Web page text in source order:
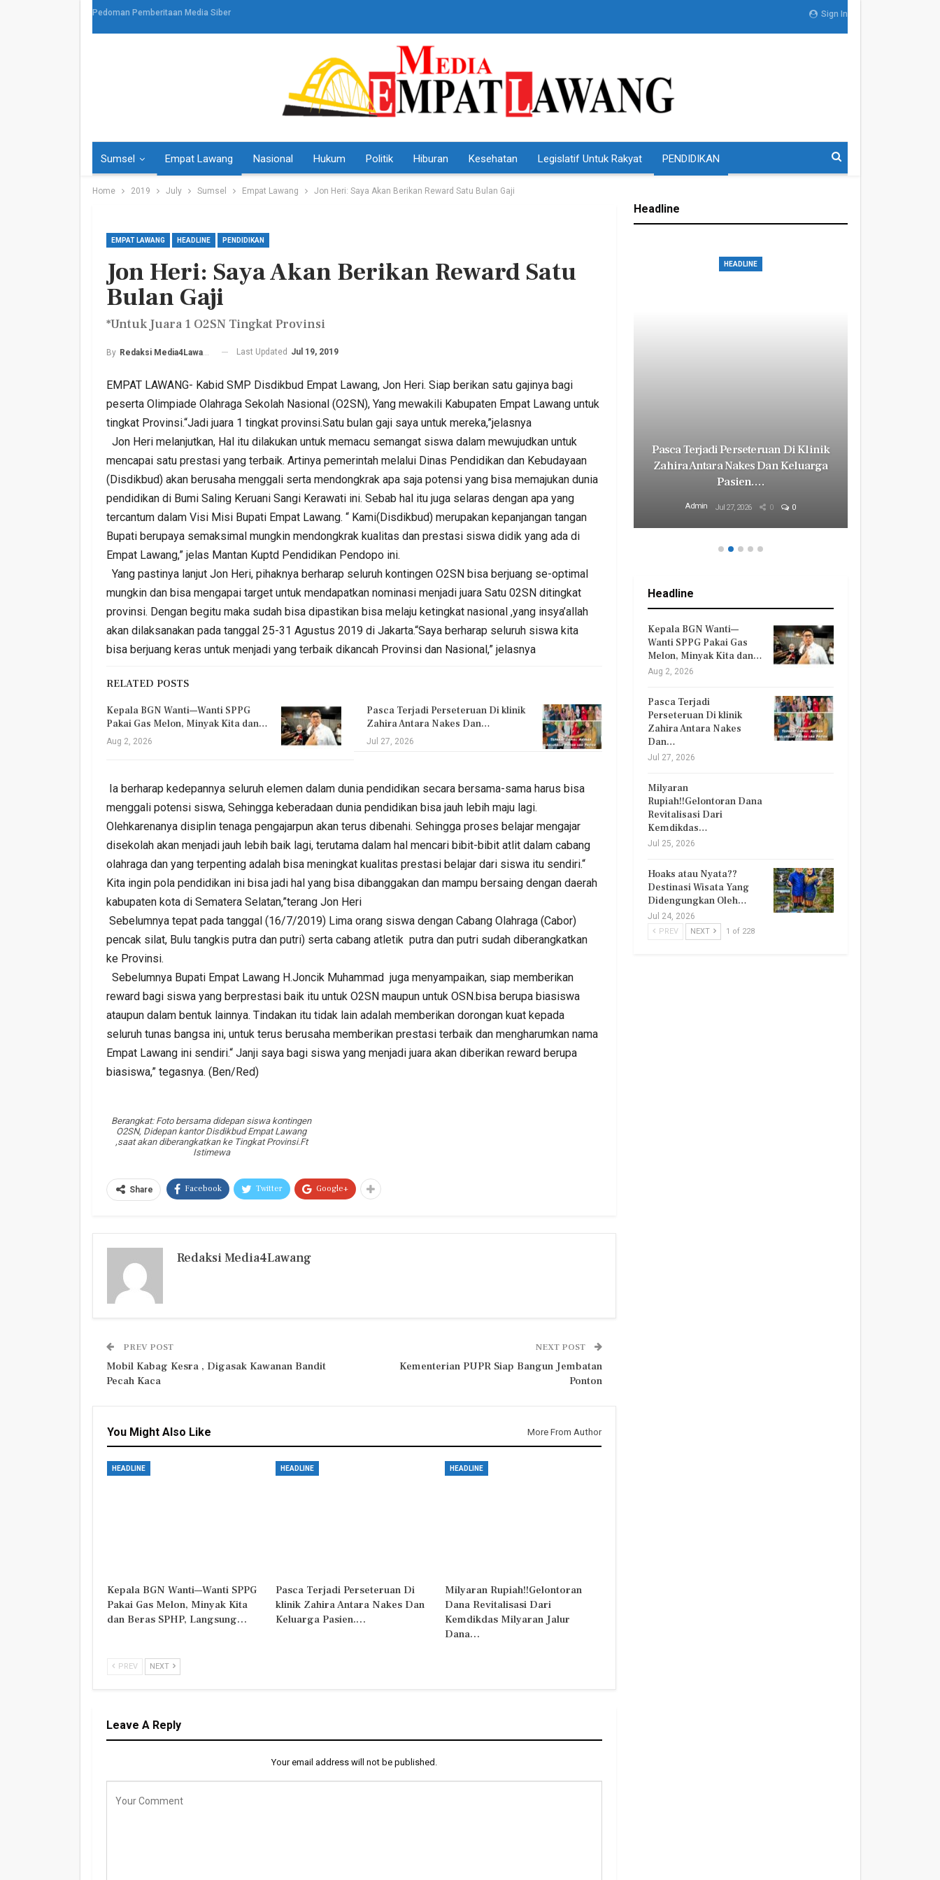
Sign In
Pedoman Pemberitaan Media Siber
Sumsel Empat Lawang Nasional Hukum Politik Hiburan Kesehatan Legislatif Untuk Rakyat PENDIDIKAN
Home 2019 July Sumsel Empat Lawang Jon Heri: Saya Akan Berikan Reward Satu Bulan Gaji
EMPAT LAWANG HEADLINE PENDIDIKAN
Jon Heri: Saya Akan Berikan Reward Satu
Bulan Gaji
*Untuk Juara 1 O2SN Tingkat Provinsi
By Redaksi Media4Lawang Last Updated Jul 19, 2019
EMPAT LAWANG- Kabid SMP Disdikbud Empat Lawang, Jon Heri. Siap berikan satu gajinya bagi
peserta Olimpiade Olahraga Sekolah Nasional (O2SN), Yang mewakili Kabupaten Empat Lawang untuk
tingkat Provinsi.“Jadi juara 1 tingkat provinsi.Satu bulan gaji saya untuk mereka,”jelasnya
Jon Heri melanjutkan, Hal itu dilakukan untuk memacu semangat siswa dalam mewujudkan untuk
mencapai satu prestasi yang terbaik. Artinya pemerintah melalui Dinas Pendidikan dan Kebudayaan
(Disdikbud) akan berusaha menggali serta mendongkrak apa saja potensi yang bisa memajukan dunia
pendidikan di Bumi Saling Keruani Sangi Kerawati ini. Sebab hal itu juga selaras dengan apa yang
tercantum dalam Visi Misi Bupati Empat Lawang. “ Kami(Disdikbud) merupakan kepanjangan tangan
Bupati berupaya semaksimal mungkin mendongkrak kualitas dan prestasi siswa didik yang ada di
Empat Lawang,” jelas Mantan Kuptd Pendidikan Pendopo ini.
Yang pastinya lanjut Jon Heri, pihaknya berharap seluruh kontingen O2SN bisa berjuang se-optimal
mungkin dan bisa mengapai target untuk mendapatkan nominasi menjadi juara Satu 02SN ditingkat
provinsi. Dengan begitu maka sudah bisa dipastikan bisa melaju ketingkat nasional ,yang insya’allah
akan dilaksanakan pada tanggal 25-31 Agustus 2019 di Jakarta.“Saya berharap seluruh siswa kita
bisa berjuang keras untuk menjadi yang terbaik dikancah Provinsi dan Nasional,” jelasnya
RELATED POSTS
Kepala BGN Wanti—Wanti SPPG
Pakai Gas Melon, Minyak Kita dan…
Aug 2, 2026
Pasca Terjadi Perseteruan Di klinik
Zahira Antara Nakes Dan…
Jul 27, 2026
Ia berharap kedepannya seluruh elemen dalam dunia pendidikan secara bersama-sama harus bisa
menggali potensi siswa, Sehingga keberadaan dunia pendidikan bisa jauh lebih maju lagi.
Olehkarenanya disiplin tenaga pengajarpun akan terus dibenahi. Sehingga proses belajar mengajar
disekolah akan menjadi jauh lebih baik lagi, terutama dalam hal mencari bibit-bibit atlit dalam cabang
olahraga dan yang terpenting adalah bisa meningkat kualitas prestasi belajar dari siswa itu sendiri.“
Kita ingin pola pendidikan ini bisa jadi hal yang bisa dibanggakan dan mampu bersaing dengan daerah
kabupaten kota di Sematera Selatan,”terang Jon Heri
Sebelumnya tepat pada tanggal (16/7/2019) Lima orang siswa dengan Cabang Olahraga (Cabor)
pencak silat, Bulu tangkis putra dan putri) serta cabang atletik putra dan putri sudah diberangkatkan
ke Provinsi.
Sebelumnya Bupati Empat Lawang H.Joncik Muhammad juga menyampaikan, siap memberikan
reward bagi siswa yang berprestasi baik itu untuk O2SN maupun untuk OSN.bisa berupa biasiswa
ataupun dalam bentuk lainnya. Tindakan itu tidak lain adalah memberikan dorongan kuat kepada
seluruh tunas bangsa ini, untuk terus berusaha memberikan prestasi terbaik dan mengharumkan nama
Empat Lawang ini sendiri.“ Janji saya bagi siswa yang menjadi juara akan diberikan reward berupa
biasiswa,” tegasnya. (Ben/Red)
Berangkat: Foto bersama didepan siswa kontingen
O2SN, Didepan kantor Disdikbud Empat Lawang
,saat akan diberangkatkan ke Tingkat Provinsi.Ft
Istimewa
Share Facebook Twitter Google+
Redaksi Media4Lawang
PREV POST
Mobil Kabag Kesra , Digasak Kawanan Bandit
Pecah Kaca
NEXT POST
Kementerian PUPR Siap Bangun Jembatan
Ponton
You Might Also Like More From Author
HEADLINE
Kepala BGN Wanti—Wanti SPPG
Pakai Gas Melon, Minyak Kita
dan Beras SPHP, Langsung…
HEADLINE
Pasca Terjadi Perseteruan Di
klinik Zahira Antara Nakes Dan
Keluarga Pasien.…
HEADLINE
Milyaran Rupiah!!Gelontoran
Dana Revitalisasi Dari
Kemdikdas Milyaran Jalur
Dana…
PREV NEXT
Leave A Reply
Your email address will not be published.
Headline
HEADLINE
Harlah PKB Yang Ke 28. DPC PKB
Empat Lawang Gelar Giat Jum’at
Barokah
Admin
HEADLINE
Kepala BGN Wanti—Wanti SPPG
Pakai Gas Melon, Minyak Kita Dan
Beras SPHP,…
Aug 2, 2026 0
HEADLINE
Pasca Terjadi Perseteruan Di Klinik
Zahira Antara Nakes Dan Keluarga
Pasien.…
Admin Jul 27, 2026 0 0
Headline
Kepala BGN Wanti—
Wanti SPPG Pakai Gas
Melon, Minyak Kita dan…
Aug 2, 2026
Pasca Terjadi
Perseteruan Di klinik
Zahira Antara Nakes
Dan…
Jul 27, 2026
Milyaran
Rupiah!!Gelontoran Dana
Revitalisasi Dari
Kemdikdas…
Jul 25, 2026
Hoaks atau Nyata??
Destinasi Wisata Yang
Didengungkan Oleh…
Jul 24, 2026
PREV NEXT 1 of 228